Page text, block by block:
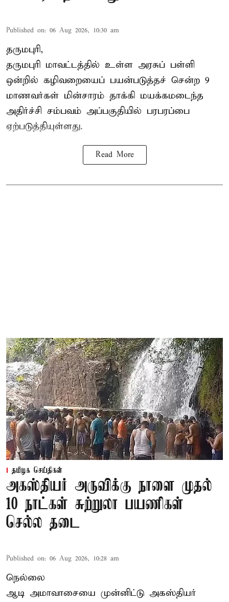
Published on: 06 Aug 2026, 10:30 am
தருமபுரி,
தருமபுரி மாவட்டத்தில் உள்ள அரசுப் பள்ளி
ஒன்றில் கழிவறையைப் பயன்படுத்தச் சென்ற 9
மாணவர்கள் மின்சாரம் தாக்கி மயக்கமடைந்த
அதிர்ச்சி சம்பவம் அப்பகுதியில் பரபரப்பை
ஏற்படுத்தியுள்ளது.
Read More
தமிழக செய்திகள்
அகஸ்தியர் அருவிக்கு நாளை முதல்
10 நாட்கள் சுற்றுலா பயணிகள்
செல்ல தடை
Published on: 06 Aug 2026, 10:28 am
நெல்லை
ஆடி அமாவாசையை முன்னிட்டு அகஸ்தியர்